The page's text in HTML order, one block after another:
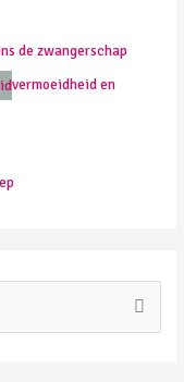
de zwangerschap
vermoeidheid en